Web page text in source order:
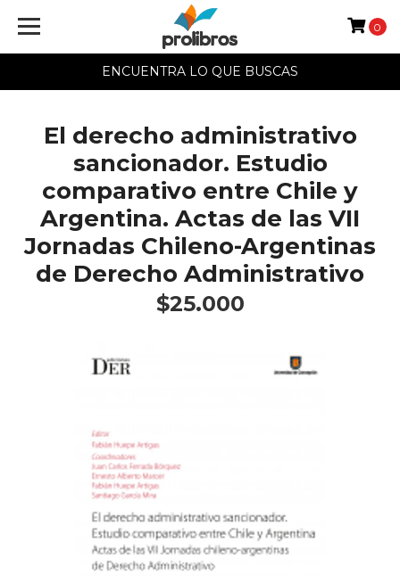
ENCUENTRA LO QUE BUSCAS
0
El derecho administrativo
sancionador. Estudio
comparativo entre Chile y
Argentina. Actas de las VII
Jornadas Chileno-Argentinas
de Derecho Administrativo
$25.000